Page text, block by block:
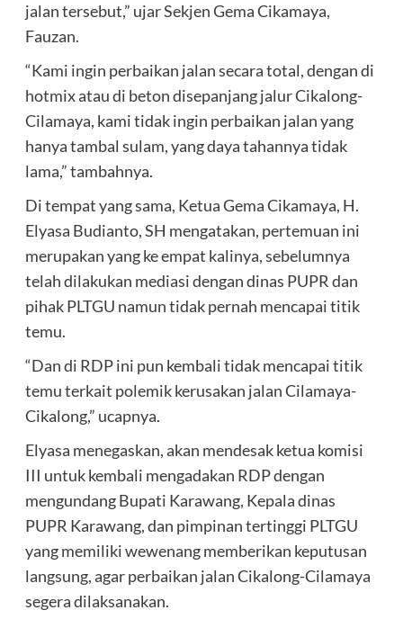
jalan tersebut,” ujar Sekjen Gema Cikamaya,
Fauzan.
“Kami ingin perbaikan jalan secara total, dengan di
hotmix atau di beton disepanjang jalur Cikalong-
Cilamaya, kami tidak ingin perbaikan jalan yang
hanya tambal sulam, yang daya tahannya tidak
lama,” tambahnya.
Di tempat yang sama, Ketua Gema Cikamaya, H.
Elyasa Budianto, SH mengatakan, pertemuan ini
merupakan yang ke empat kalinya, sebelumnya
telah dilakukan mediasi dengan dinas PUPR dan
pihak PLTGU namun tidak pernah mencapai titik
temu.
“Dan di RDP ini pun kembali tidak mencapai titik
temu terkait polemik kerusakan jalan Cilamaya-
Cikalong,” ucapnya.
Elyasa menegaskan, akan mendesak ketua komisi
III untuk kembali mengadakan RDP dengan
mengundang Bupati Karawang, Kepala dinas
PUPR Karawang, dan pimpinan tertinggi PLTGU
yang memiliki wewenang memberikan keputusan
langsung, agar perbaikan jalan Cikalong-Cilamaya
segera dilaksanakan.